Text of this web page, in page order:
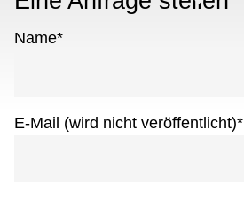
Name*
E-Mail (wird nicht veröffentlicht)*